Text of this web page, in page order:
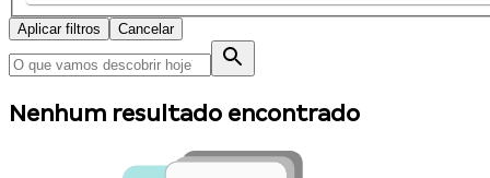
Aplicar filtros Cancelar
Nenhum resultado encontrado